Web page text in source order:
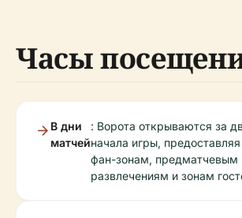
Часы
В дни
матчей
: Ворота открываются за
начала игры,
фан-зонам, предматчевым
развлечениям и зонам